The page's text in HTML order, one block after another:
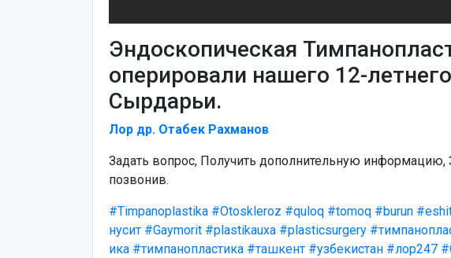
Эндоскопическая
оперировали нашего 12-
Сырдарьи.
Лор др. Отабек Рахманов
Задать вопрос, Получить дополнительную
позвонив.
#Timpanoplastika #Otoskleroz #quloq #tomoq #burun
нусит #Gaymorit #plastikauxa #plasticsurgery
ика #тимпанопластика #ташкент #узбекистан #лор247